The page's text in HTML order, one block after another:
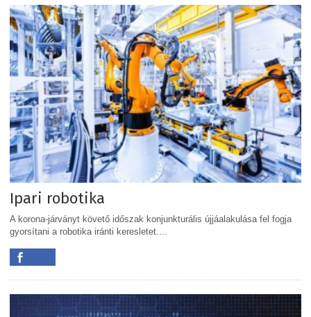
Ipari robotika
A korona-járványt követő időszak konjunkturális újjáalakulása fel fogja
gyorsítani a robotika iránti keresletet....